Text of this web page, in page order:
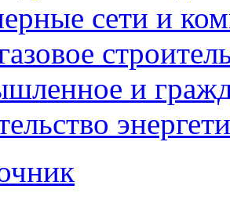
сети и
и